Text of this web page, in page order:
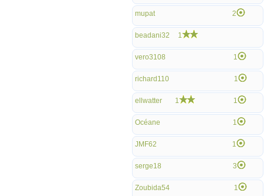
mupat 2
beadani32 1
vero3108 1
richard110 1
ellwatter 1 1
Océane 1
JMF62 1
serge18 3
Zoubida54 1